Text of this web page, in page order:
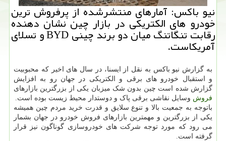
نیو باكس: آمارهای منتشرشده از پرفروش ترین
خودرو های الكتریكی در بازار چین نشان دهنده
رقابت تنگاتنگ میان دو برند چینی BYD و تسلای
آمریكاست.
به گزارش نیو باکس به نقل از ایسنا، در سال های اخیر که محبوبیت
و استقبال خودرو های برقی و الکتریکی در جهان رو به افزایش
گزارش شده است چین بدون شک میزبان یکی از بزرگترین بازارهای
فروش وسایل نقاشی برقی پاک و دوستدار محیط زیست بوده است.
باتوجه به جمعیت بالا و تنوع سلایق و قدرت خرید مردم چین همیشه
یکی از بزرگترین و مهمترین بازارهای فروش خودرو در جهان بشمار
می رود که مورد توجه شرکت های خودروسازی گوناگون نیز قرار
گرفته است.